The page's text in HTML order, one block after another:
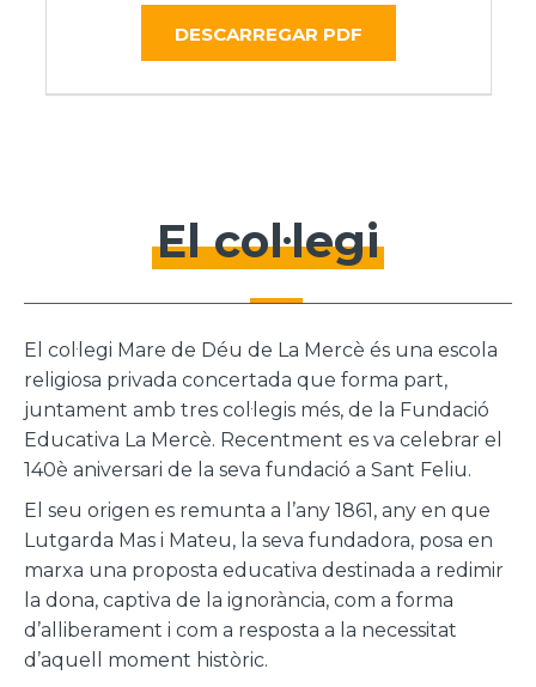
DESCARREGAR PDF
El col·legi
El col·legi Mare de Déu de La Mercè és una escola
religiosa privada concertada que forma part,
juntament amb tres col·legis més, de la Fundació
Educativa La Mercè. Recentment es va celebrar el
140è aniversari de la seva fundació a Sant Feliu.
El seu origen es remunta a l’any 1861, any en que
Lutgarda Mas i Mateu, la seva fundadora, posa en
marxa una proposta educativa destinada a redimir
la dona, captiva de la ignorància, com a forma
d’alliberament i com a resposta a la necessitat
d’aquell moment històric.